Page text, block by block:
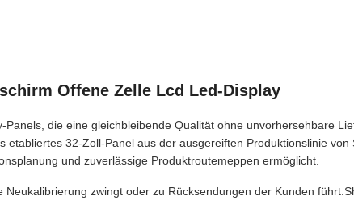
Offene Zelle Lcd Led-Display
die eine gleichbleibende Qualität ohne unvorhersehbare
32-Zoll-Panel aus der ausgereiften Produktionslinie von
und zuverlässige Produktroutemeppen ermöglicht.
zwingt oder zu Rücksendungen der Kunden